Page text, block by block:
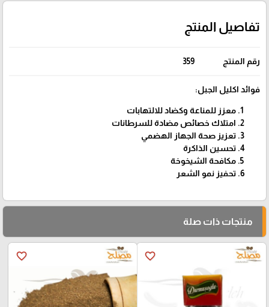
تفاصيل المنتج
رقم المنتج 359
فوائد اكليل الجبل:
معزز للمناعة وكضاد للالتهابات
امتلاك خصائص مضادة للسرطانات
تعزيز صحة الجهاز الهضمي
تحسين الذاكرة
مكافحة الشيخوخة
تحفيز نمو الشعر
منتجات ذات صلة
favorite_border
favorite_border